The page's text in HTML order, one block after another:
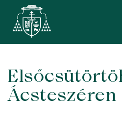
Skip
content
Ácsteszéren